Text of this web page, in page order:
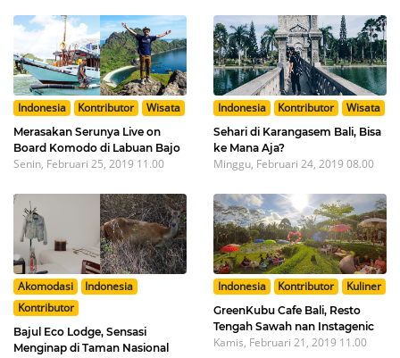
Indonesia Kontributor Wisata
Merasakan Serunya Live on
Board Komodo di Labuan Bajo
Senin, Februari 25, 2019 11.00
Indonesia Kontributor Wisata
Sehari di Karangasem Bali, Bisa
ke Mana Aja?
Minggu, Februari 24, 2019 08.00
Akomodasi
Indonesia
Kontributor
Bajul Eco Lodge, Sensasi
Menginap di Taman Nasional
Indonesia Kontributor Kuliner
GreenKubu Cafe Bali, Resto
Tengah Sawah nan Instagenic
Kamis, Februari 21, 2019 11.00